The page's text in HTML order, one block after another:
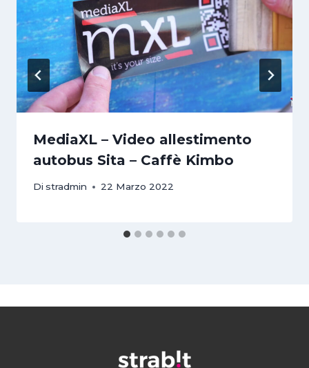
MediaXL – Video allestimento
autobus Sita – Caffè Kimbo
Di stradmin 22 Marzo 2022